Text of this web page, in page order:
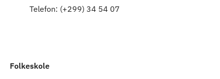
Telefon: (+299) 34 54 07
Folkeskole